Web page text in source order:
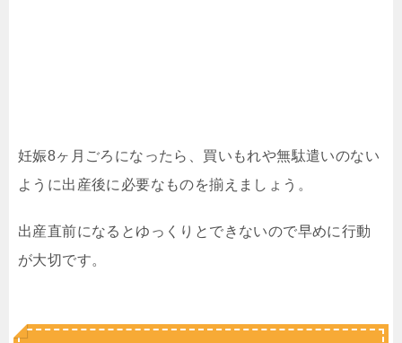
妊娠8ヶ月ごろになったら、買いもれや無駄遣いのない
ように出産後に必要なものを揃えましょう。
出産直前になるとゆっくりとできないので早めに行動
が大切です。